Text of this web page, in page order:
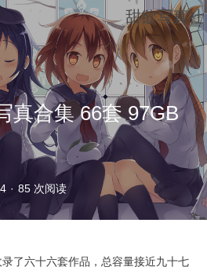
真合集 66套 97GB
· 85 次阅读
了六十六套作品，总容量接近九十七
甜欲写真社